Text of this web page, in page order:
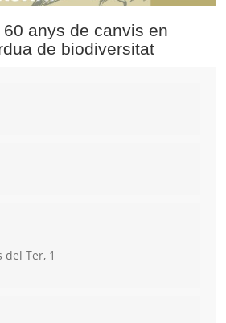
anys de canvis en
de biodiversitat
del Ter, 1